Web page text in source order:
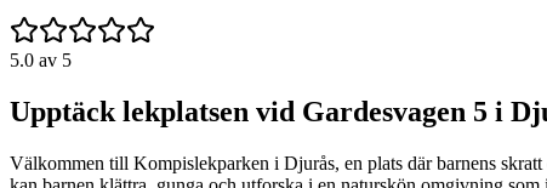
5.0 av 5
Upptäck lekplatsen vid Gardesvagen 5 i
Välkommen till Kompislekparken i Djurås, en plats där barnens